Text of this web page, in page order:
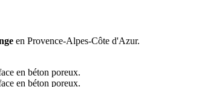
en Provence-Alpes-Côte d'Azur.
en béton poreux.
en béton poreux.